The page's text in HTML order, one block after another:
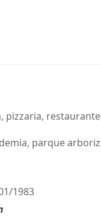
pizzaria,
parque
1983